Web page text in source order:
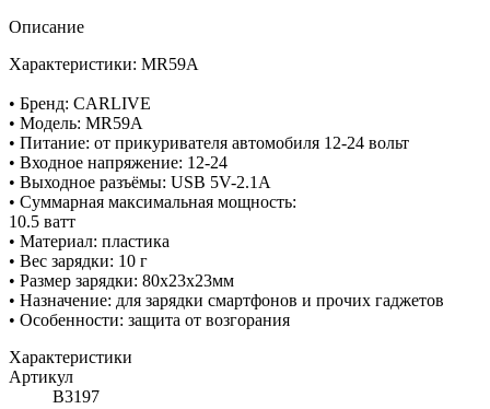
Описание
Характеристики: MR59A
• Бренд: CARLIVE
• Модель: MR59A
• Питание: от прикуривателя автомобиля 12-24 вольт
• Входное напряжение: 12-24
• Выходное разъёмы: USB 5V-2.1A
• Суммарная максимальная мощность:
10.5 ватт
• Материал: пластика
• Вес зарядки: 10 г
• Размер зарядки: 80х23х23мм
• Назначение: для зарядки смартфонов и прочих гаджетов
• Особенности: защита от возгорания
Характеристики
Артикул
B3197